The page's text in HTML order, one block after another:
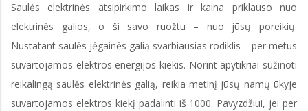
Saulės elektrinės atsipirkimo laikas ir kaina priklauso nuo
elektrinės galios, o ši savo ruožtu – nuo jūsų poreikių.
Nustatant saulės jėgainės galią svarbiausias rodiklis – per metus
suvartojamos elektros energijos kiekis. Norint apytikriai sužinoti
reikalingą saulės elektrinės galią, reikia metinį jūsų namų ūkyje
suvartojamos elektros kiekį padalinti iš 1000. Pavyzdžiui, jei per